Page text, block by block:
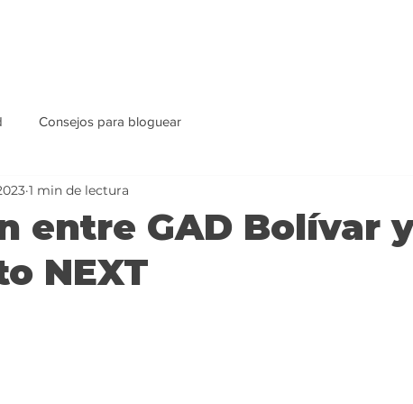
Consejos para bloguear
entre GAD Bolívar
NEXT
1 min de lectura